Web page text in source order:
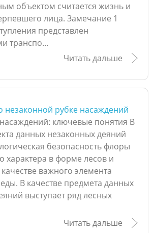
объектом считается жизнь и
лица. Замечание 1
представлен
транспо...
Читать дальше
незаконной рубке насаждений
ключевые понятия В
данных незаконных деяний
безопасность флоры
характера в форме лесов и
важного элемента
В качестве предмета данных
выступает ряд лесных
Читать дальше